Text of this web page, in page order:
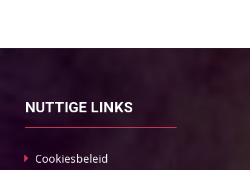
NUTTIGE LINKS
Cookiesbeleid